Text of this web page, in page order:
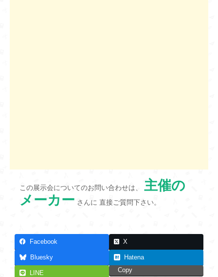
この展示会についてのお問い合わせは、 主催の
メーカー さんに 直接ご質問下さい。
Facebook X
Bluesky Hatena
LINE Copy